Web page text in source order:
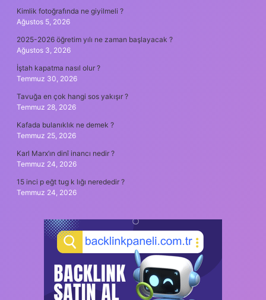
Kimlik fotoğrafında ne giyilmeli ?
Ağustos 5, 2026
2025-2026 öğretim yılı ne zaman başlayacak ?
Ağustos 3, 2026
İştah kapatma nasıl olur ?
Temmuz 30, 2026
Tavuğa en çok hangi sos yakışır ?
Temmuz 28, 2026
Kafada bulanıklık ne demek ?
Temmuz 25, 2026
Karl Marx’ın dinî inancı nedir ?
Temmuz 24, 2026
15 inci p eğt tug k lığı nerededir ?
Temmuz 24, 2026